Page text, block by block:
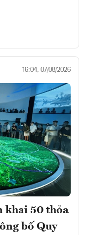
16:04, 07/08/2026
khai 50 thỏa
bố Quy